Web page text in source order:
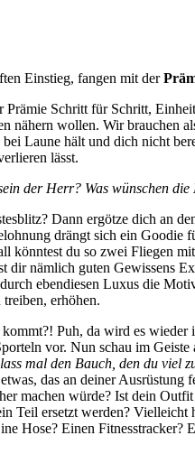
Einstieg, fangen mit der
Prämie Schritt für Schritt,
nähern wollen. Wir brauchen
Laune hält und dich nicht
lässt.
der Herr? Was wünschen die
Dann ergötze dich an
drängt sich ein Goodie
könntest du so zwei Fliegen
dir nämlich guten Gewissens
ebendiesen Luxus die
erhöhen.
kommt?! Puh, da wird es wieder
vor. Nun schau im Geiste
mal den Bauch, den du viel
das an deiner Ausrüstung
machen würde? Ist dein
Teil ersetzt werden? Vielleicht
Hose? Einen Fitnesstracker?